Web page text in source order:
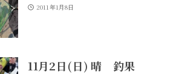
2011年1月8日
11月2日(日) 晴 釣果